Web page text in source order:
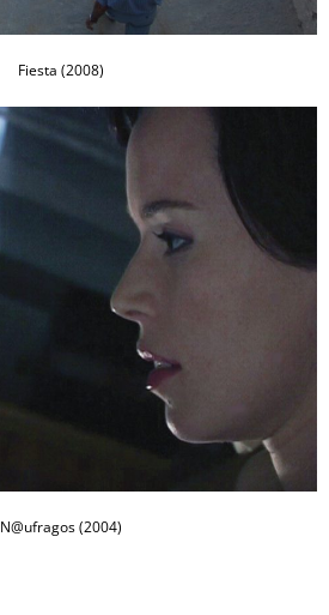
Fiesta (2008)
N@ufragos (2004)